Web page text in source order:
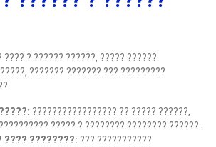
???? ? ?????? ??????, ????? ??????
??????? ??????? ??? ?????????
????????????????? ?? ????? ??????,
????? ? ???????? ???????? ??????.
???? ????????: ??? ???????????